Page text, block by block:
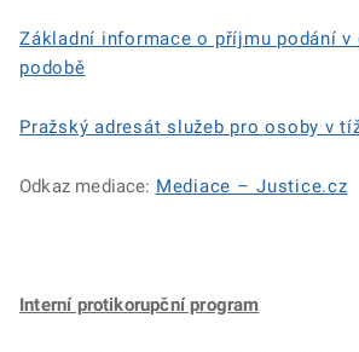
Základní informace o příjmu podání
podobě
Pražský adresát služeb pro osoby v
Odkaz mediace: Mediace –⁠ Justice.cz
Interní protikorupční program